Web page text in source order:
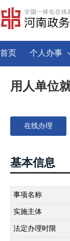
首页 个人办事
用人单位
在线办理
基本信息
事项名称
实施主体
法定办理时限